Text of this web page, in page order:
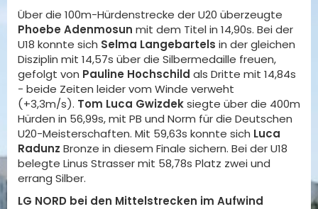
Über die 100m-Hürdenstrecke der U20 überzeugte
Phoebe Adenmosun mit dem Titel in 14,90s. Bei der
U18 konnte sich Selma Langebartels in der gleichen
Disziplin mit 14,57s über die Silbermedaille freuen,
gefolgt von Pauline Hochschild als Dritte mit 14,84s
- beide Zeiten leider vom Winde verweht
(+3,3m/s). Tom Luca Gwizdeksiegte über die 400m
Hürden in 56,99s, mit PB und Norm für die Deutschen
U20-Meisterschaften. Mit 59,63s konnte sich Luca
Radunz Bronze in diesem Finale sichern. Bei der U18
belegte Linus Strasser mit 58,78s Platz zwei und
errang Silber.
LG NORD bei den Mittelstrecken im Aufwind